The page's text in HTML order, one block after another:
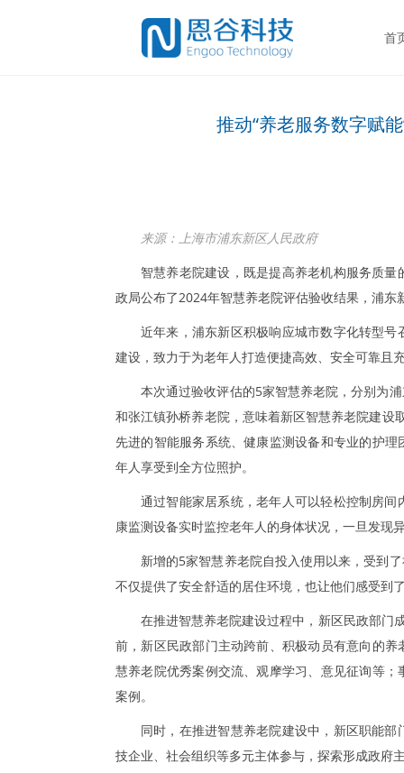
首
推动“养老服务数字赋
来源：上海市浦东新区人民政府
智慧养老院建设，既是提高养老机构服务质
政局公布了2024年智慧养老院评估验收结果，浦
近年来，浦东新区积极响应城市数字化转型
建设，致力于为老年人打造便捷高效、安全可靠且
本次通过验收评估的5家智慧养老院，分别为
和张江镇孙桥养老院，意味着新区智慧养老院建
先进的智能服务系统、健康监测设备和专业的护
年人享受到全方位照护。
通过智能家居系统，老年人可以轻松控制房
康监测设备实时监控老年人的身体状况，一旦发现
新增的5家智慧养老院自投入使用以来，受到
不仅提供了安全舒适的居住环境，也让他们感受到
在推进智慧养老院建设过程中，新区民政部门
前，新区民政部门主动跨前、积极动员有意向的
慧养老院优秀案例交流、观摩学习、意见征询等
案例。
同时，在推进智慧养老院建设中，新区职能
技企业、社会组织等多元主体参与，探索形成政府